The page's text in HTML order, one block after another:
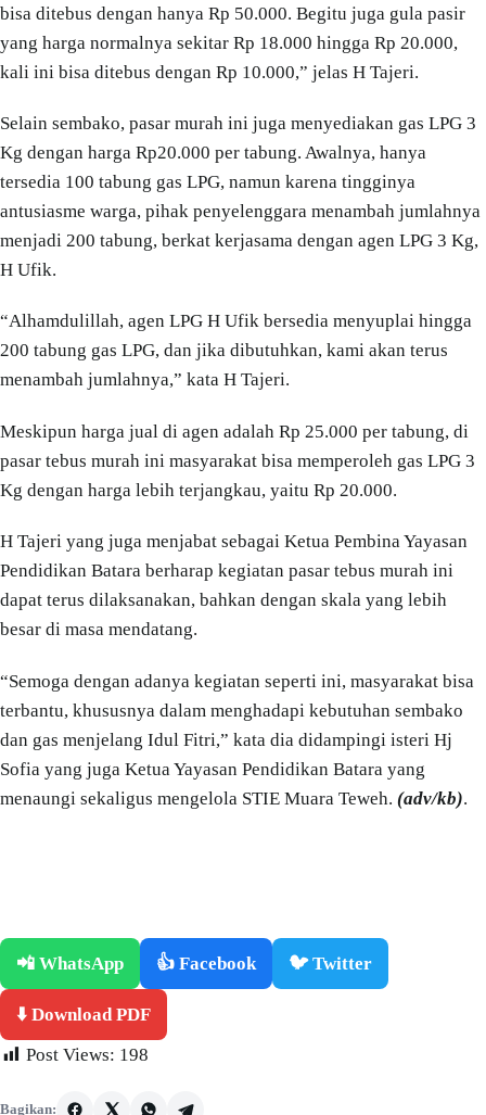
bisa ditebus dengan hanya Rp 50.000. Begitu juga gula pasir
yang harga normalnya sekitar Rp 18.000 hingga Rp 20.000,
kali ini bisa ditebus dengan Rp 10.000,” jelas H Tajeri.
Selain sembako, pasar murah ini juga menyediakan gas LPG 3
Kg dengan harga Rp20.000 per tabung. Awalnya, hanya
tersedia 100 tabung gas LPG, namun karena tingginya
antusiasme warga, pihak penyelenggara menambah jumlahnya
menjadi 200 tabung, berkat kerjasama dengan agen LPG 3 Kg,
H Ufik.
“Alhamdulillah, agen LPG H Ufik bersedia menyuplai hingga
200 tabung gas LPG, dan jika dibutuhkan, kami akan terus
menambah jumlahnya,” kata H Tajeri.
Meskipun harga jual di agen adalah Rp 25.000 per tabung, di
pasar tebus murah ini masyarakat bisa memperoleh gas LPG 3
Kg dengan harga lebih terjangkau, yaitu Rp 20.000.
H Tajeri yang juga menjabat sebagai Ketua Pembina Yayasan
Pendidikan Batara berharap kegiatan pasar tebus murah ini
dapat terus dilaksanakan, bahkan dengan skala yang lebih
besar di masa mendatang.
“Semoga dengan adanya kegiatan seperti ini, masyarakat bisa
terbantu, khususnya dalam menghadapi kebutuhan sembako
dan gas menjelang Idul Fitri,” kata dia didampingi isteri Hj
Sofia yang juga Ketua Yayasan Pendidikan Batara yang
menaungi sekaligus mengelola STIE Muara Teweh. (adv/kb).
📲 WhatsApp 👍 Facebook 🐦 Twitter
⬇️ Download PDF
Post Views: 198
Bagikan: